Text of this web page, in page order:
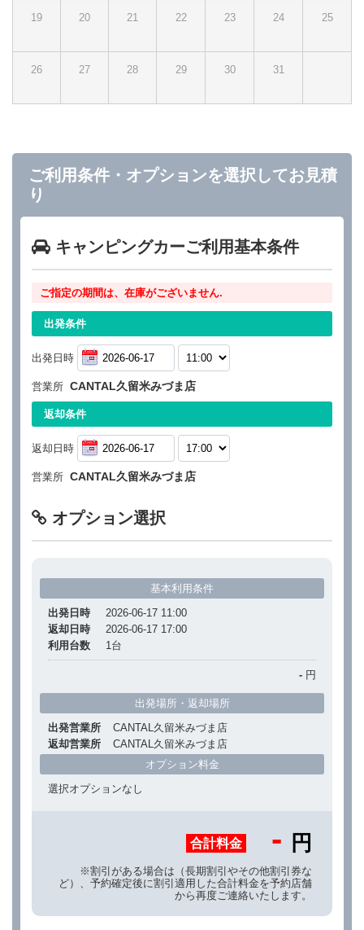
19 20 21 22 23 24 25
26 27 28 29 30 31
ご利用条件・オプションを選択してお見積
り
キャンピングカーご利用基本条件
ご指定の期間は、在庫がございません.
出発条件
出発日時
営業所 CANTAL久留米みづま店
返却条件
返却日時
営業所 CANTAL久留米みづま店
オプション選択
基本利用条件
出発日時
2026-06-17 11:00
返却日時
2026-06-17 17:00
利用台数
1台
- 円
出発場所・返却場所
出発営業所
CANTAL久留米みづま店
返却営業所
CANTAL久留米みづま店
オプション料金
選択オプションなし
合計料金 - 円
※割引がある場合は（長期割引やその他割引券な
ど）、予約確定後に割引適用した合計料金を予約店舗
から再度ご連絡いたします。